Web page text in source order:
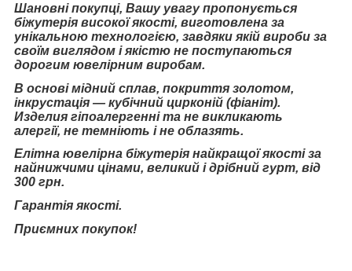
Шановні покупці, Вашу увагу пропонується
біжутерія високої якості, виготовлена за
унікальною технологією, завдяки якій вироби за
своїм виглядом і якістю не поступаються
дорогим ювелірним виробам.
В основі мідний сплав, покриття золотом,
інкрустація — кубічний цирконій (фіаніт).
Изделия гіпоалергенні та не викликають
алергії, не темніють і не облазять.
Елітна ювелірна біжутерія найкращої якості за
найнижчими цінами, великий і дрібний гурт, від
300 грн.
Гарантія якості.
Приємних покупок!